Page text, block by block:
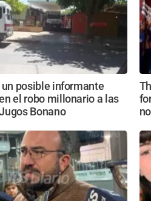
un posible informante
el robo millonario a las
Bonano